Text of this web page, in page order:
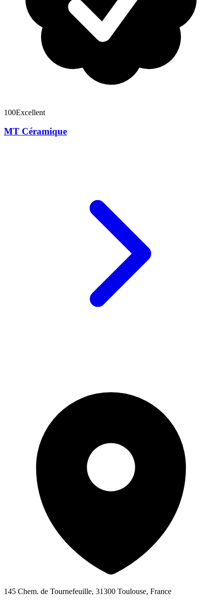
100Excellent
MT Céramique
145 Chem. de Tournefeuille, 31300 Toulouse, France